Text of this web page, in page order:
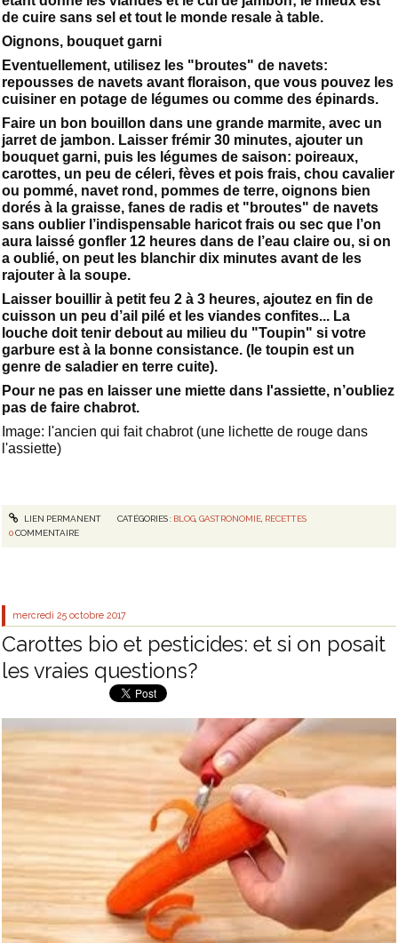
de cuire sans sel et tout le monde resale à table.
Oignons, bouquet garni
Eventuellement, utilisez les "broutes" de navets:
repousses de navets avant floraison, que vous pouvez les
cuisiner en potage de légumes ou comme des épinards.
Faire un bon bouillon dans une grande marmite, avec un
jarret de jambon. Laisser frémir 30 minutes, ajouter un
bouquet garni, puis les légumes de saison: poireaux,
carottes, un peu de céleri, fèves et pois frais, chou cavalier
ou pommé, navet rond, pommes de terre, oignons bien
dorés à la graisse, fanes de radis et "broutes" de navets
sans oublier l’indispensable haricot frais ou sec que l’on
aura laissé gonfler 12 heures dans de l’eau claire ou, si on
a oublié, on peut les blanchir dix minutes avant de les
rajouter à la soupe.
Laisser bouillir à petit feu 2 à 3 heures, ajoutez en fin de
cuisson un peu d’ail pilé et les viandes confites... La
louche doit tenir debout au milieu du "Toupin" si votre
garbure est à la bonne consistance. (le toupin est un
genre de saladier en terre cuite).
Pour ne pas en laisser une miette dans l'assiette, n’oubliez
pas de faire chabrot.
Image: l'ancien qui fait chabrot (une lichette de rouge dans
l'assiette)
LIEN PERMANENT CATÉGORIES : BLOG, GASTRONOMIE, RECETTES
0COMMENTAIRE
mercredi 25 octobre 2017
Carottes bio et pesticides: et si on posait
les vraies questions?